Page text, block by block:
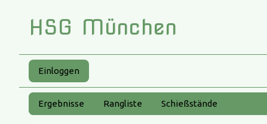
HSG München
Einloggen
Ergebnisse Rangliste Schießstände